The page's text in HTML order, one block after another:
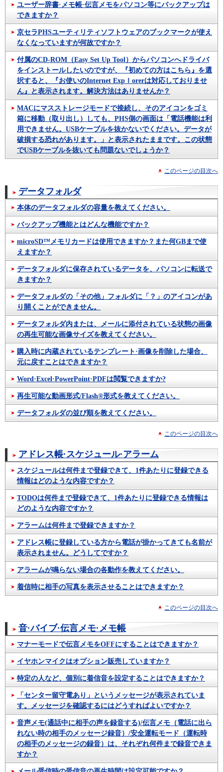
ユーザー辞書·メモ帳·伝言メモをパソコン等にバックアップは
できますか？
京セラPHSユーティリティソフトウェアのブックマークが使え
なくなっていますが何故ですか？
付属のCD-ROM（Easy Set Up Tool）からパソコンへドライバ
をインストールしたいのですが、『初めての方はこちら』を選
択すると、『お使いのInternet Expｌorerは対応しておりませ
ん』と表示されます。解決方法はありませんか？
MACにマスストレージモードで接続し、そのアイコンをゴミ
箱に移動（取り出し）しても、PHS側の画面は「電話機能は利
用できません。USBケーブルを抜かないでください。データが
破損する恐れがあります。」と表示されたままです。この状態
でUSBケーブルを抜いても問題ないでしょうか？
このページの目次へ
データフォルダ
本体のデータフォルダの容量を教えてください。
バックアップ機能とはどんな機能ですか？
microSD™メモリカードは使用できますか？また何GBまで使
えますか？
データフォルダに保存されているデータを、パソコンに転送で
きますか？
データフォルダの「その他」フォルダに「？」のアイコンがあ
り開くことができません。
データフォルダ内または、メールに添付されている状態の画像
の再生可能な画像サイズを教えてください。
購入時に内蔵されているテンプレート·画像を削除した場合、
元に戻すことはできますか？
Word·Excel·PowerPoint·PDFは閲覧できますか?
再生可能な動画形式/Flash®形式を教えてください。
データフォルダの並び順を教えてください。
このページの目次へ
アドレス帳·スケジュール·アラーム
スケジュールは何件まで登録できて、1件あたりに登録できる
情報はどのような内容ですか？
TODOは何件まで登録できて、1件あたりに登録できる情報は
どのような内容ですか？
アラームは何件まで登録できますか？
アドレス帳に登録している方から電話が掛かってきても名前が
表示されません。どうしてですか？
アラームが鳴らない場合の各動作を教えてください。
着信時に相手の写真を表示させることはできますか？
このページの目次へ
音·バイブ·伝言メモ·メモ帳
マナーモードで伝言メモをOFFにすることはできますか？
イヤホンマイクはオプション販売していますか？
特定の人など、個別に着信音を設定することはできますか？
「センター留守電あり」というメッセージが表示されていま
す。メッセージを確認するにはどうすればよいですか？
音声メモ(通話中に相手の声を録音する)/伝言メモ（電話に出ら
れない時の相手のメッセージ録音）/安全運転モード（運転時
の相手のメッセージの録音）は、それぞれ何件まで録音できま
すか？